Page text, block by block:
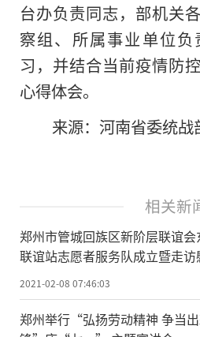
台办负责同志，部机关
察组、所属事业单位
习，并结合当前疫情防
心得体会。
来源：河南省委统战
相关新
郑州市管城回族区新阶层联谊会
联谊站志愿者服务队成立暨走访
动
2021-02-08 07:46:03
郑州举行“弘扬劳动精神 争当